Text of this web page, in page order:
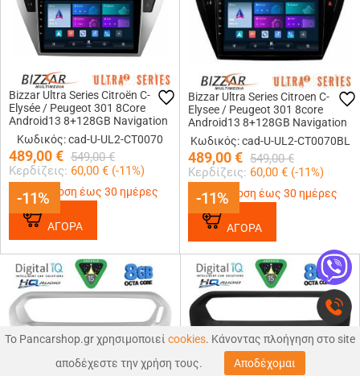
Το Pancarshop.gr χρησιμοποιεί cookies. Κάνοντας πλοήγηση στο site
αποδέχεστε την χρήση τους.
Αποδέχομαι
-11%
Bizzar Ultra Series Citroën C-
Elysée / Peugeot 301 8Core
Android13 8+128GB Navigation
Multimedia Tablet 9
Κωδικός: cad-U-UL2-CT0070
489,00€ 549,00 €
Κερδίζεις: 60,00 € (-11%)
-11%
Παράδοση έως 30 ημέρες
ΑΓΟΡΑ
-11%
Bizzar Ultra Series Citroen C-
Elysee / Peugeot 301 8core
Android13 8+128GB Navigation
Multimedia Tablet 9
Κωδικός: cad-U-UL2-CT0070BL
489,00€ 549,00 €
Κερδίζεις: 60,00 € (-11%)
-11%
Παράδοση έως 30 ημέρες
ΑΓΟΡΑ
ΑΝΑΖΉΤΗΣΗ ΑΓΑΠΗΜΕΝΑ
0 0